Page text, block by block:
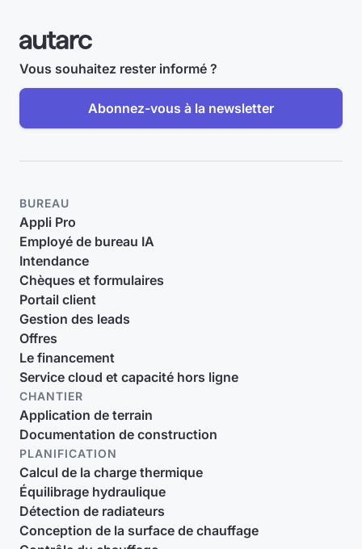
Vous souhaitez rester informé ?
Abonnez-vous à la newsletter
BUREAU
Appli Pro
Employé de bureau IA
Intendance
Chèques et formulaires
Portail client
Gestion des leads
Offres
Le financement
Service cloud et capacité hors ligne
CHANTIER
Application de terrain
Documentation de construction
PLANIFICATION
Calcul de la charge thermique
Équilibrage hydraulique
Détection de radiateurs
Conception de la surface de chauffage